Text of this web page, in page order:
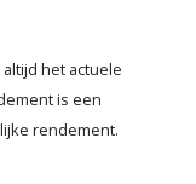
het actuele
is een
rendement.